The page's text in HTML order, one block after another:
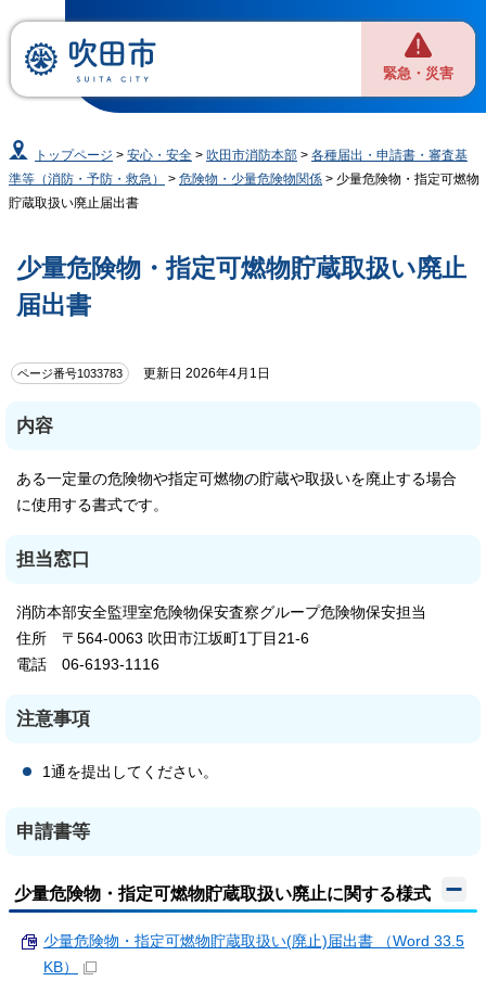
緊急・災害
トップページ >安心・安全 > 吹田市消防本部 >各種届出・申請書・審査基
準等（消防・予防・救急）
> 危険物・少量危険物関係 > 少量危険物・指定可燃物
貯蔵取扱い廃止届出書
少量危険物・指定可燃物貯蔵取扱い廃止
届出書
ページ番号1033783 更新日 2026年4月1日
内容
ある一定量の危険物や指定可燃物の貯蔵や取扱いを廃止する場合
に使用する書式です。
担当窓口
消防本部安全監理室危険物保安査察グループ危険物保安担当
住所 〒564-0063 吹田市江坂町1丁目21-6
電話 06-6193-1116
注意事項
1通を提出してください。
申請書等
少量危険物・指定可燃物貯蔵取扱い廃止に関する様式
少量危険物・指定可燃物貯蔵取扱い(廃止)届出書 （Word 33.5
KB）